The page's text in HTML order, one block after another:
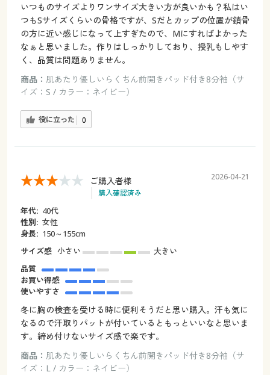
いつものサイズよりワンサイズ大きい方が良いかも？私はい
つもSサイズくらいの骨格ですが、Sだとカップの位置が鎖骨
の方に近い感じになって上すぎたので、Mにすればよかった
なぁと思いました。作りはしっかりしており、授乳もしやす
く、品質は問題ありません。
商品： 肌あたり優しいらくちん前開きパッド付き8分袖（サ
イズ：S / カラー：ネイビー）
役に立った 0
ご購入者様
購入確認済み
2026-04-21
年代: 40代
性別: 女性
身長: 150～155cm
サイズ感 小さい
大きい
品質
お買い得感
使いやすさ
冬に胸の検査を受ける時に便利そうだと思い購入。汗も気に
なるので汗取りパットが付いているともっといいなと思いま
す。締め付けないサイズ感で楽です。
商品： 肌あたり優しいらくちん前開きパッド付き8分袖（サ
イズ：L / カラー：ネイビー）